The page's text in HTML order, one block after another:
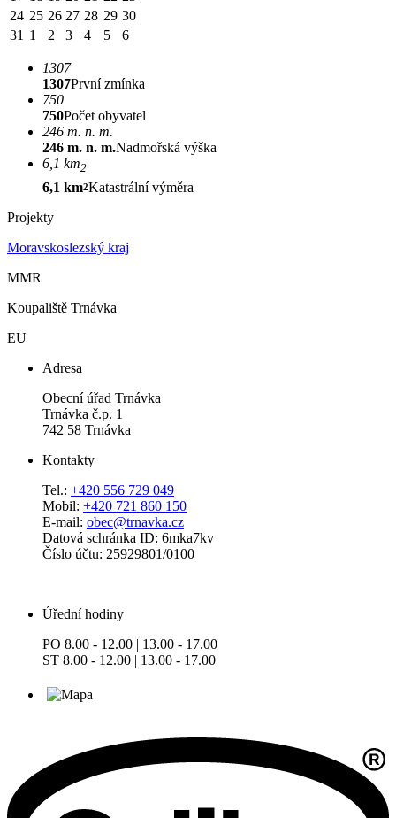
24 25 26 27 28 29 30
31 1 2 3 4 5 6
1307
1307První zmínka
750
750Počet obyvatel
246 m. n. m.
246 m. n. m.Nadmořská výška
6,1 km2
6,1 km2Katastrální výměra
Projekty
Moravskoslezský kraj
MMR
Koupaliště Trnávka
EU
Adresa
Obecní úřad Trnávka
Trnávka č.p. 1
742 58 Trnávka
Kontakty
Tel.: +420 556 729 049
Mobil: +420 721 860 150
E-mail: obec@trnavka.cz
Datová schránka ID: 6mka7kv
Číslo účtu: 25929801/0100
Úřední hodiny
PO 8.00 - 12.00 | 13.00 - 17.00
ST 8.00 - 12.00 | 13.00 - 17.00